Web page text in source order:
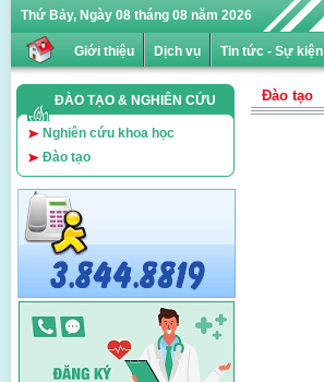
Thứ Bảy, Ngày 08 tháng 08 năm 2026
Giới thiệu Dịch vụ Tin tức - Sự kiện
ĐÀO TẠO & NGHIÊN CỨU
KH
Nghiên cứu khoa học
Đào tạo
Đào tạo